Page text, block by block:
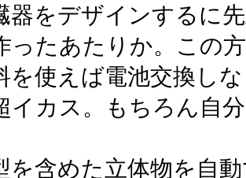
器をデザインするに
ったあたりか。この
を使えば電池交換し
イカス。もちろん自
を含めた立体物を自